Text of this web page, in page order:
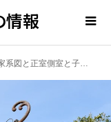
情報
と子孫その後！戦国時代最強の功績と年表